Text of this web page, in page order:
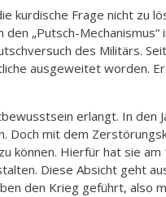
kurdische Frage nicht
„Putsch-
des Militärs.
ausgeweitet worden.
erlangt. In
Doch mit dem
können. Hierfür hat sie
Diese Absicht geht
den Krieg geführt, also